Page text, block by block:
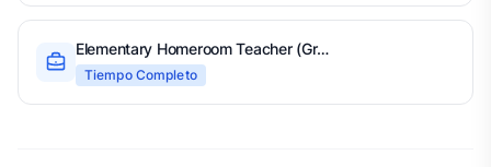
Elementary Homeroom Teacher (Grades 1–5)
Tiempo Completo